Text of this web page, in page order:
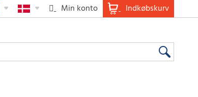
Indkøbskurv
Min konto